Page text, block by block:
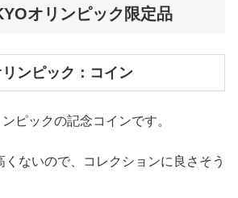
オリンピック限定品
ンピック：コイン
ピックの記念コインです。
くないので、コレクションに良さそう